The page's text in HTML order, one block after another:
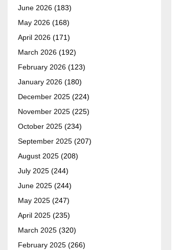
June 2026 (183)
May 2026 (168)
April 2026 (171)
March 2026 (192)
February 2026 (123)
January 2026 (180)
December 2025 (224)
November 2025 (225)
October 2025 (234)
September 2025 (207)
August 2025 (208)
July 2025 (244)
June 2025 (244)
May 2025 (247)
April 2025 (235)
March 2025 (320)
February 2025 (266)